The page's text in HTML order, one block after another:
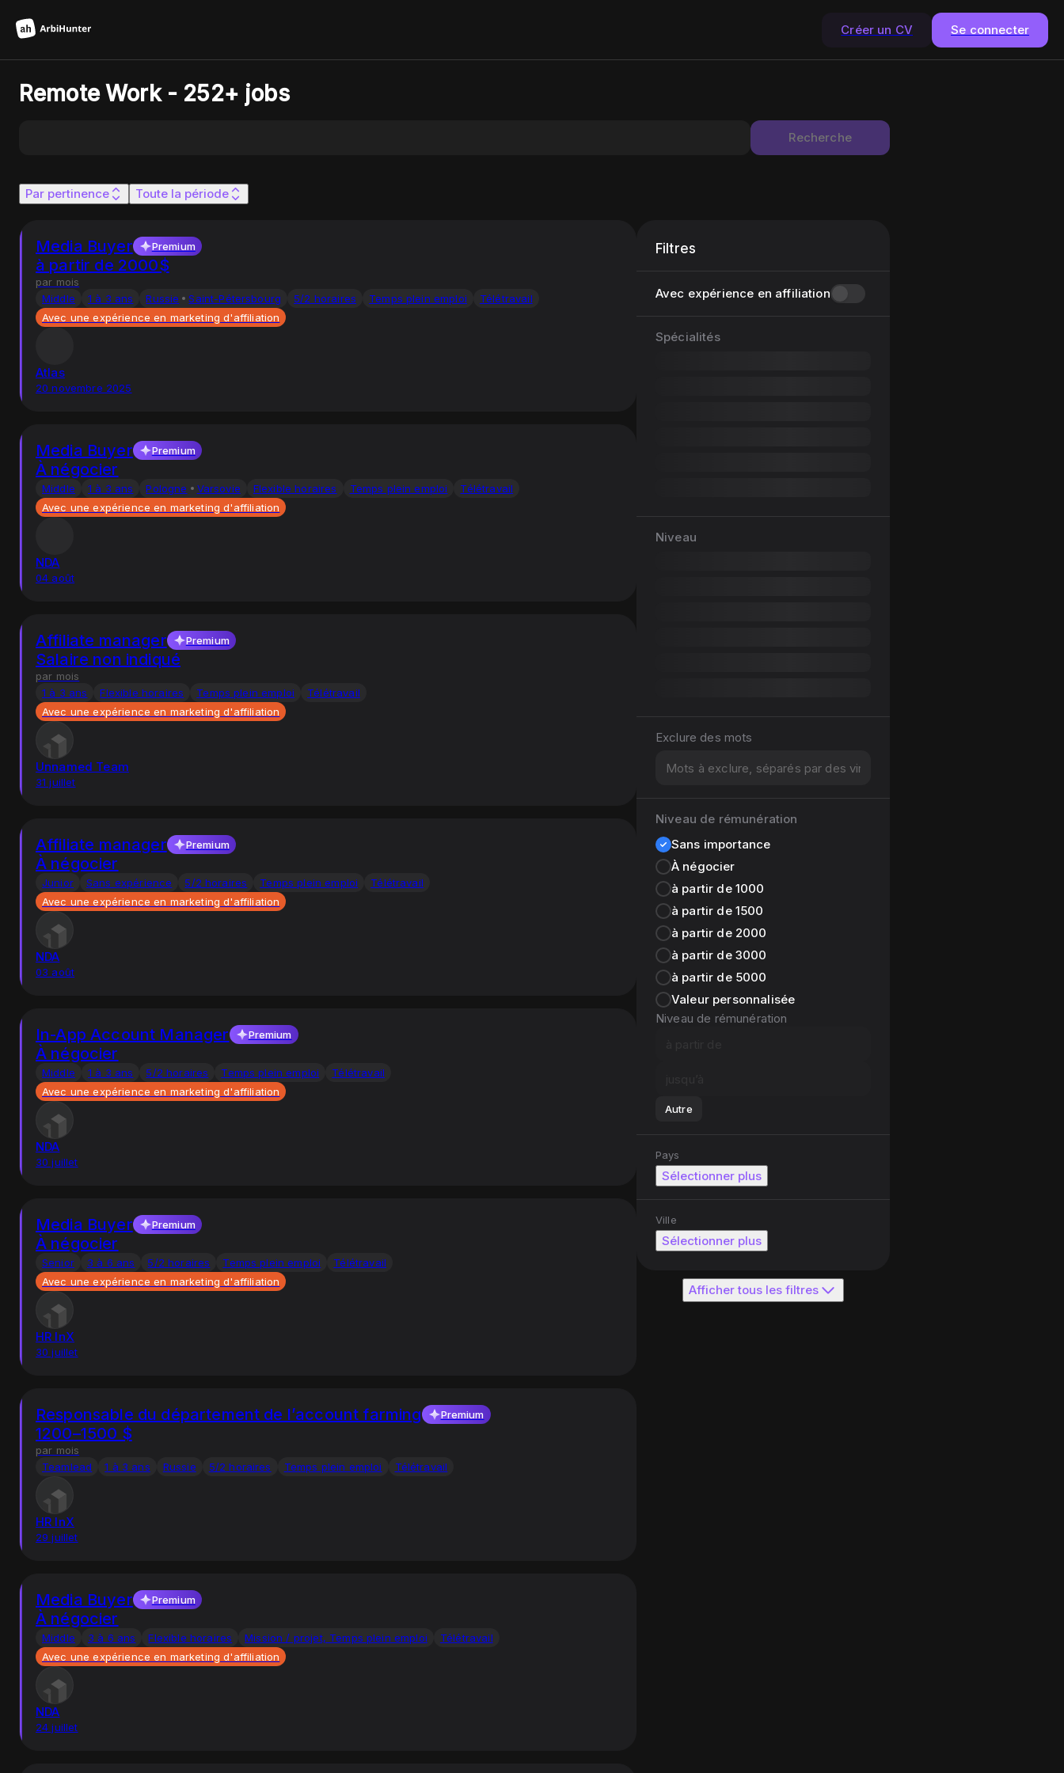
Créer un CV Se connecter
Remote Work - 252+ jobs
Recherche
Par pertinence Toute la période
Media Buyer Premium
à partir de 2000$
par mois
Middle
1 à 3 ans Russie Saint-Pétersbourg 5/2 horaires Temps plein emploi
Télétravail
Avec une expérience en marketing d'affiliation
Atlas
20 novembre 2025
Media Buyer Premium
À négocier
Middle 1 à 3 ans Pologne Varsovie Flexible horaires Temps plein emploi
Télétravail
Avec une expérience en marketing d'affiliation
NDA
04 août
Affiliate manager Premium
Salaire non indiqué
par mois
1 à 3 ans
Flexible horaires Temps plein emploi
Télétravail
Avec une expérience en marketing d'affiliation
Unnamed Team
31 juillet
Affiliate manager Premium
À négocier
Junior Sans expérience 5/2 horaires Temps plein emploi
Télétravail
Avec une expérience en marketing d'affiliation
NDA
03 août
In-App Account Manager Premium
À négocier
Middle 1 à 3 ans 5/2 horaires Temps plein emploi
Télétravail
Avec une expérience en marketing d'affiliation
NDA
30 juillet
Media Buyer Premium
À négocier
Senior 3 à 6 ans 5/2 horaires Temps plein emploi
Télétravail
Avec une expérience en marketing d'affiliation
HR InX
30 juillet
Responsable du département de l’account farming Premium
1200–1500 $
par mois
Teamlead
1 à 3 ans Russie 5/2 horaires Temps plein emploi Télétravail
HR InX
29 juillet
Media Buyer Premium
À négocier
Middle 3 à 6 ans Flexible horaires Mission / projet, Temps plein emploi
Télétravail
Avec une expérience en marketing d'affiliation
NDA
24 juillet
Filtres
Avec expérience en affiliation
Spécialités
Niveau
Exclure des mots
Niveau de rémunération
Sans importance
À négocier
à partir de 1000
à partir de 1500
à partir de 2000
à partir de 3000
à partir de 5000
Valeur personnalisée
Niveau de rémunération
Autre
Pays
Sélectionner plus
Ville
Sélectionner plus
Afficher tous les filtres